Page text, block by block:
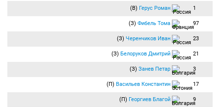
(В) Герус Роман 1
(З) Фибель Тома 97
(З) Черенчиков Иван 23
(З) Белоруков Дмитрий 21
(З) Занев Петар 3
(П) Васильев Константин 17
(П) Георгиев Благой 9